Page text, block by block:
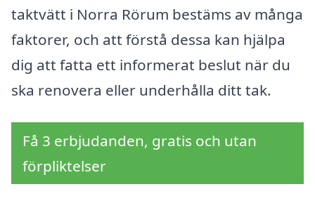
taktvätt i Norra Rörum bestäms av många
faktorer, och att förstå dessa kan hjälpa
dig att fatta ett informerat beslut när du
ska renovera eller underhålla ditt tak.
Få 3 erbjudanden, gratis och utan
förpliktelser